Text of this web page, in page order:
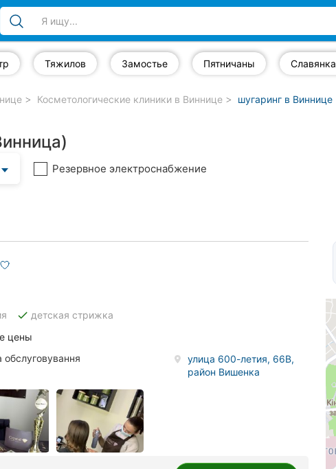
Тяжилов Замостье Пятничаны Славянка
Косметологические клиники в Виннице шугаринг в Виннице
Резервное электроснабжение
done детская стрижка
цены
улица 600-летия, 66В,
район Вишенка